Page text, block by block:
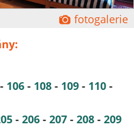
Ĕ fotogalerie
- 106 - 108 - 109 - 110 -
- 206 - 207 - 208 - 209